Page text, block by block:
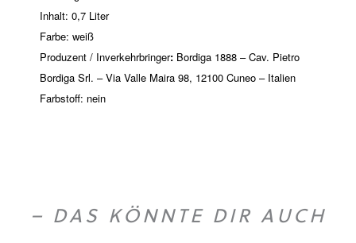
Inhalt: 0,7 Liter
Farbe: weiß
Produzent / Inverkehrbringer: Bordiga 1888 – Cav. Pietro
Bordiga Srl. – Via Valle Maira 98, 12100 Cuneo – Italien
Farbstoff: nein
– DAS KÖNNTE DIR AUCH